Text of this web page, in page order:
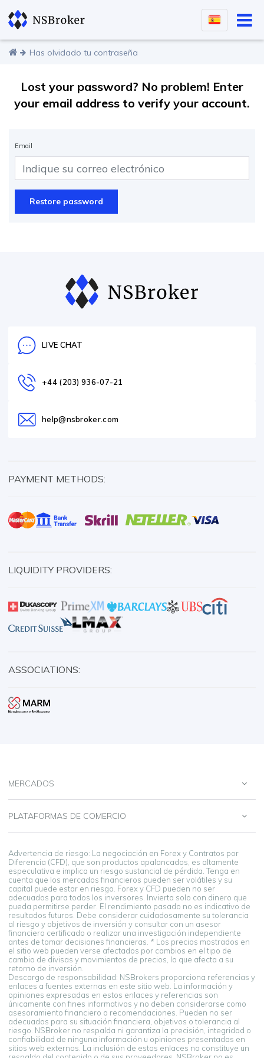
Has olvidado tu contraseña
Lost your password? No problem! Enter
your email address to verify your account.
Email
Restore password
LIVE CHAT
+44 (203) 936-07-21
help@nsbroker.com
PAYMENT METHODS:
LIQUIDITY PROVIDERS:
ASSOCIATIONS:
MERCADOS
PLATAFORMAS DE COMERCIO
Advertencia de riesgo: La negociación en Forex y Contratos por
Diferencia (CFD), que son productos apalancados, es altamente
especulativa e implica un riesgo sustancial de pérdida. Tenga en
cuenta que los mercados financieros pueden ser volátiles y su
capital puede estar en riesgo. Forex y CFD pueden no ser
adecuados para todos los inversores. Invierta solo con dinero que
pueda permitirse perder. El rendimiento pasado no es indicativo de
resultados futuros. Debe considerar cuidadosamente su tolerancia
al riesgo y objetivos de inversión y consultar con un asesor
financiero certificado o realizar una investigación independiente
antes de tomar decisiones financieras. * Los precios mostrados en
el sitio web pueden verse afectados por cambios en el tipo de
cambio de divisas y movimientos de precios, lo que afecta a su
retorno de inversión.
Descargo de responsabilidad: NSBrokers proporciona referencias y
enlaces a fuentes externas en este sitio web. La información y
opiniones expresadas en estos enlaces y referencias son
únicamente con fines informativos y no deben considerarse como
asesoramiento financiero o recomendaciones. Pueden no ser
adecuados para su situación financiera, objetivos o tolerancia al
riesgo. NSBroker no respalda ni garantiza la precisión, integridad o
confiabilidad de ninguna información u opiniones presentadas en
sitios web externos. La inclusión de estos enlaces no constituye un